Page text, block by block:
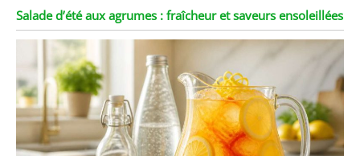
Salade d’été aux agrumes : fraîcheur et saveurs ensoleillées